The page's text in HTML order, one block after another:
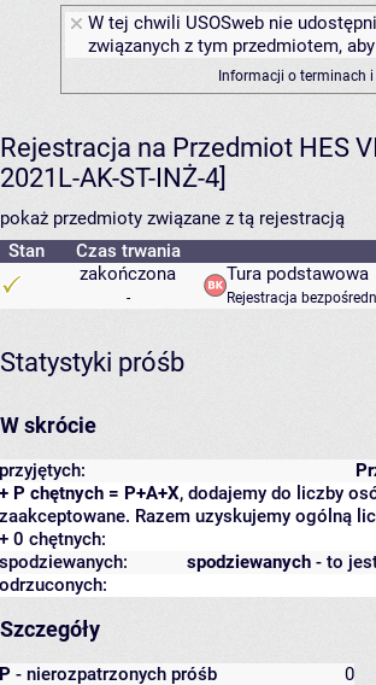
W tej chwili USOSweb nie
związanych z tym przedmiotem,
Informacji o terminach
Rejestracja na Przedmiot HES
2021L-AK-ST-INŻ-4]
pokaż przedmioty związane z tą rejestracją
Stan
Czas trwania
zakończona
-
Tura podstawowa
Rejestracja
Statystyki próśb
W skrócie
przyjętych:
+ P chętnych = P+A+X, dodajemy do liczby
zaakceptowane. Razem uzyskujemy ogólną
+ 0 chętnych:
spodziewanych - to
spodziewanych:
odrzuconych:
Szczegóły
P - nierozpatrzonych próśb
0